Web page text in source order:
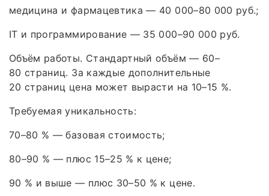
медицина и фармацевтика — 40 000–80 000 руб.;
IT и программирование — 35 000–90 000 руб.
Объём работы. Стандартный объём — 60–
80 страниц. За каждые дополнительные
20 страниц цена может вырасти на 10–15 %.
Требуемая уникальность:
70–80 % — базовая стоимость;
80–90 % — плюс 15–25 % к цене;
90 % и выше — плюс 30–50 % к цене.